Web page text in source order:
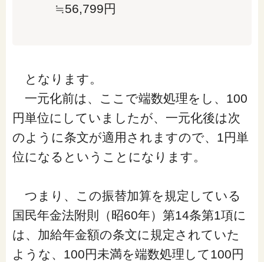
≒56,799円
となります。
一元化前は、ここで端数処理をし、100
円単位にしていましたが、一元化後は次
のように条文が適用されますので、1円単
位になるということになります。
つまり、この振替加算を規定している
国民年金法附則（昭60年）第14条第1項に
は、加給年金額の条文に規定されていた
ような、100円未満を端数処理して100円